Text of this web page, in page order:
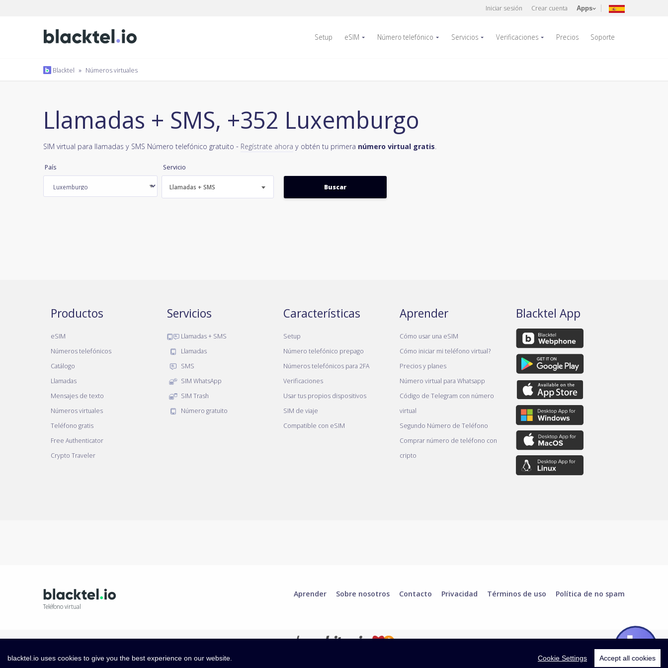
Iniciar sesión Crear cuenta Apps
Setup eSIM Número telefónico Servicios Verificaciones Precios Soporte
Blacktel » Números virtuales
Llamadas + SMS, +352 Luxemburgo
SIM virtual para llamadas y SMS Número telefónico gratuito - Regístrate ahora y obtén tu primera número virtual gratis.
País Servicio
Llamadas + SMS
Productos
eSIM
Números telefónicos
Catálogo
Llamadas
Mensajes de texto
Números virtuales
Teléfono gratis
Free Authenticator
Crypto Traveler
Servicios
Llamadas + SMS
Llamadas
SMS
SIM WhatsApp
SIM Trash
Número gratuito
Características
Setup
Número telefónico prepago
Números telefónicos para 2FA
Verificaciones
Usar tus propios dispositivos
SIM de viaje
Compatible con eSIM
Aprender
Cómo usar una eSIM
Cómo iniciar mi teléfono virtual?
Precios y planes
Número virtual para Whatsapp
Código de Telegram con número
virtual
Segundo Número de Teléfono
Comprar número de teléfono con
cripto
Blacktel App
Teléfono virtual
Aprender Sobre nosotros Contacto Privacidad Términos de uso Política de no spam
blacktel.io uses cookies to give you the best experience on our website. Cookie Settings Accept all cookies